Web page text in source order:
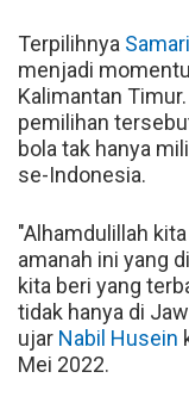
Terpilihnya
menjadi
Kalimantan
pemilihan
bola tak hanya
se-Indonesia.
"Alhamdulillah
amanah ini yang
kita beri yang
tidak hanya di
ujar Nabil Husein
Mei 2022.